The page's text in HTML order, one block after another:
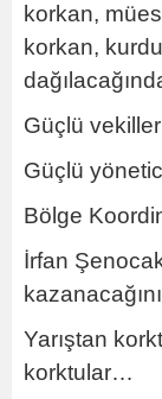
korkan,
korkan,
Güçlü
Güçlü
Bölge
İrfan
Yarıştan
korktular…